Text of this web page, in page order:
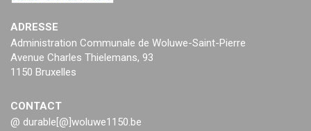
ADRESSE
Administration Communale de Woluwe-Saint-Pierre
Avenue Charles Thielemans, 93
1150 Bruxelles
CONTACT
@ durable[@]woluwe1150.be